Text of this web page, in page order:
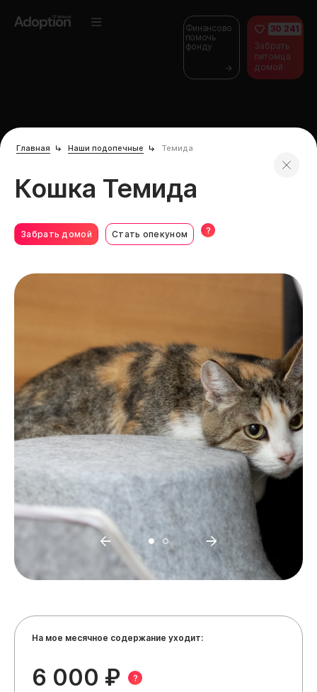
Финансово
помочь
фонду
30 241
Забрать
питомца
домой
Главная Наши подопечные Темида
Кошка Темида
Забрать домой Стать опекуном ?
На мое месячное содержание уходит:
6 000 ₽ ?